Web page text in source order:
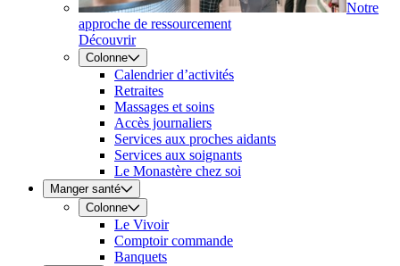
Notre
approche de ressourcement
Découvrir
Colonne
Calendrier d’activités
Retraites
Massages et soins
Accès journaliers
Services aux proches aidants
Services aux soignants
Le Monastère chez soi
Manger santé
Colonne
Le Vivoir
Comptoir commande
Banquets